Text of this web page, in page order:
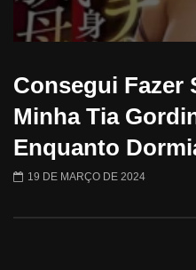
Consegui Fazer
Minha Tia
Enquanto
19 DE MARÇO DE 2024